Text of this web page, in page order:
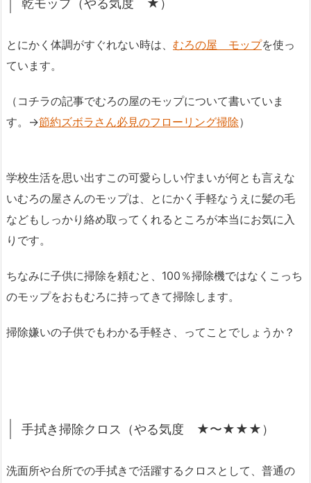
乾モップ（やる気度 ★）
とにかく体調がすぐれない時は、 むろの屋 モップを使っ
ています。
（コチラの記事でむろの屋のモップについて書いていま
す。→節約ズボラさん必見のフローリング掃除）
学校生活を思い出すこの可愛らしい佇まいが何とも言えな
いむろの屋さんのモップは、とにかく手軽なうえに髪の毛
などもしっかり絡め取ってくれるところが本当にお気に入
りです。
ちなみに子供に掃除を頼むと、100％掃除機ではなくこっち
のモップをおもむろに持ってきて掃除します。
掃除嫌いの子供でもわかる手軽さ、ってことでしょうか？
手拭き掃除クロス（やる気度 ★〜★★★）
洗面所や台所での手拭きで活躍するクロスとして、普通の